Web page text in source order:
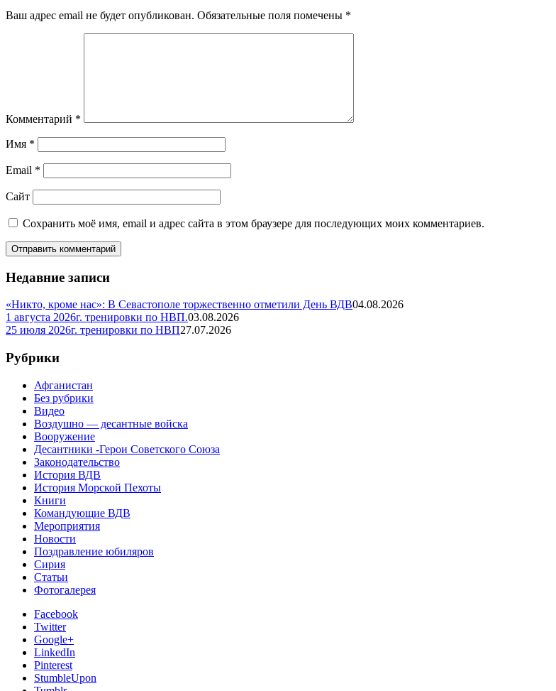
Ваш адрес email не будет опубликован. Обязательные поля помечены *
Комментарий *
Имя *
Email *
Сайт
Сохранить моё имя, email и адрес сайта в этом браузере для последующих моих комментариев.
Недавние записи
«Никто, кроме нас»: В Севастополе торжественно отметили День ВДВ04.08.2026
1 августа 2026г. тренировки по НВП.03.08.2026
25 июля 2026г. тренировки по НВП27.07.2026
Рубрики
Афганистан
Без рубрики
Видео
Воздушно — десантные войска
Вооружение
Десантники -Герои Советского Союза
Законодательство
История ВДВ
История Морской Пехоты
Книги
Командующие ВДВ
Мероприятия
Новости
Поздравление юбиляров
Сирия
Статьи
Фотогалерея
Facebook
Twitter
Google+
LinkedIn
Pinterest
StumbleUpon